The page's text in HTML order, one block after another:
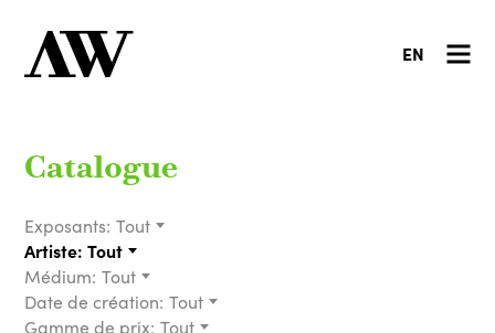
EN
Catalogue
Exposants: Tout
Artiste: Tout
Médium: Tout
Date de création: Tout
Gamme de prix: Tout